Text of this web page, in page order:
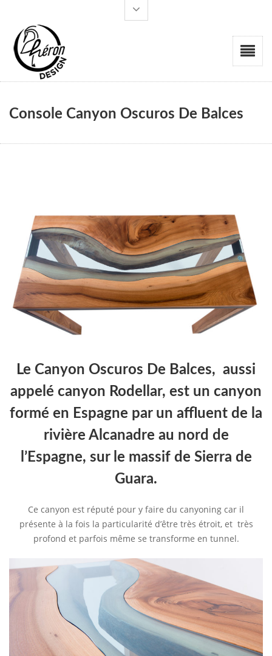
Console Canyon Oscuros De Balces
Le Canyon Oscuros De Balces, aussi
appelé canyon Rodellar, est un canyon
formé en Espagne par un affluent de la
rivière Alcanadre au nord de
l’Espagne, sur le massif de Sierra de
Guara.
Ce canyon est réputé pour y faire du canyoning car il
présente à la fois la particularité d’être très étroit, et très
profond et parfois même se transforme en tunnel.